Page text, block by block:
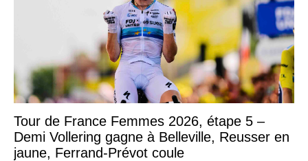
Tour de France Femmes 2026, étape 5 –
Demi Vollering gagne à Belleville, Reusser en
jaune, Ferrand-Prévot coule